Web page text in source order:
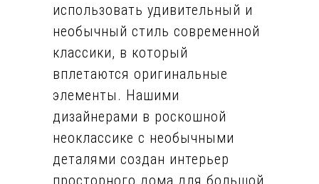
использовать удивительный и
необычный стиль современной
классики, в который
вплетаются оригинальные
элементы. Нашими
дизайнерами в роскошной
неоклассике с необычными
деталями создан интерьер
просторного дома для большой